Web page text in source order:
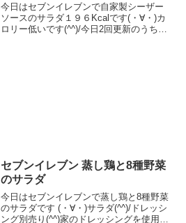
今日はセブンイレブンで自家製シーザー
ソースのサラダ１９６Kcalです(・∀・)カ
ロリー低いです(^^)/今日2回更新のうち2
セブンイレブン 蒸し鶏と8種野菜
のサラダ
今日はセブンイレブンで蒸し鶏と8種野菜
のサラダです (・∀・)サラダ(^^)/ドレッシ
ング別売り(^^)家のドレッシングを使用